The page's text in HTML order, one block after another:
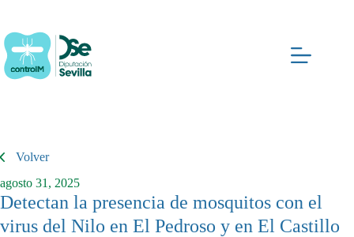
contenido
Volver
agosto 31, 2025
Detectan la presencia de mosquitos con el
virus del Nilo en El Pedroso y en El Castillo